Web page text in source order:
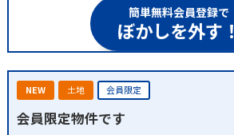
簡単無料会員登録で
ぼかしを外す！
NEW 土地 会員限定
会員限定物件です